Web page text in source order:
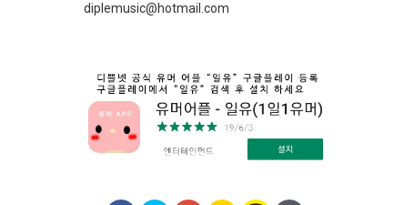
diplemusic@hotmail.com